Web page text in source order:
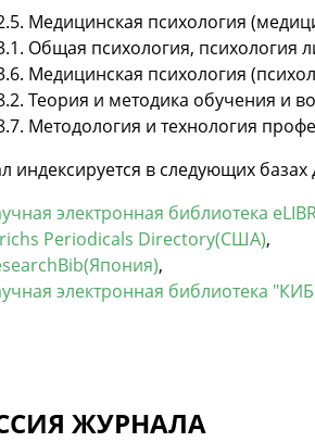
Медицинская психология
Общая психология, психология
Медицинская психология
Теория и методика обучения и
Методология и технология
индексируется в следующих базах
электронная библиотека
Periodicals Directory(США),
,
электронная библиотека
ЖУРНАЛА